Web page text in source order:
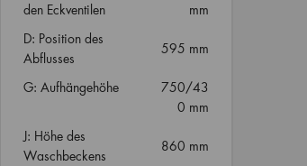
den Eckventilen
mm
D: Position des
Abflusses
595 mm
G: Aufhängehöhe
750/43
0 mm
J: Höhe des
Waschbeckens
860 mm